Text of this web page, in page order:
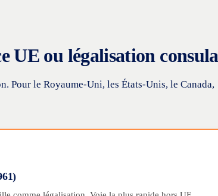
UE ou légalisation
Pour le Royaume-Uni, les États-Unis, le Canada,